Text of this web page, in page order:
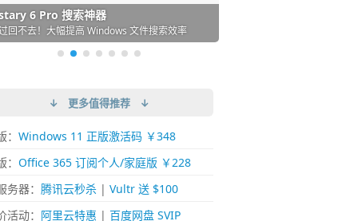
必备的下载神器
的 Windows 平台下载工具
6 Pro 搜索神器
回不去！大幅提高 Windows 文件搜索效率
桌面图标自动整理/美化神器
必备！图标再多桌面也不再凌乱！
Desktop 虚拟机
上流畅运行 Windows (支持 M 芯片)
下载网络视频的神器 (Mac)
下视频，超简单好用！谁用谁知道
- 极简好用的 Markdown 编辑器
写作体验！跨平台支持 Win / Mac
↓ 更多值得推荐 ↓
Windows 11 正版激活码 ￥348
Office 365 订阅个人/家庭版 ￥228
务器： 腾讯云秒杀| Vultr 送 $100
活动： 阿里云特惠 | 百度网盘 SVIP